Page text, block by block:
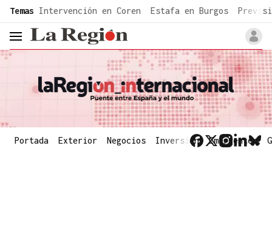
common.go-to-content
Temas Intervención en Coren Estafa en Burgos
header.menu.open
Portada Exterior Negocios Inversión Emergentes